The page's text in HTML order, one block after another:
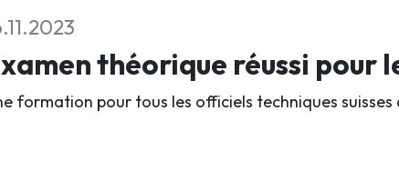
théorique réussi pour
formation pour tous les officiels techniques suisses